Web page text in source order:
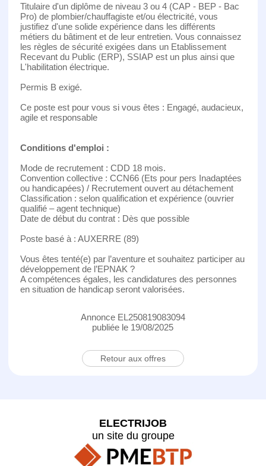
Titulaire d'un diplôme de niveau 3 ou 4 (CAP - BEP - Bac
Pro) de plombier/chauffagiste et/ou électricité, vous
justifiez d'une solide expérience dans les différents
métiers du bâtiment et de leur entretien. Vous connaissez
les règles de sécurité exigées dans un Etablissement
Recevant du Public (ERP), SSIAP est un plus ainsi que
L'habilitation électrique.
Permis B exigé.
Ce poste est pour vous si vous êtes : Engagé, audacieux,
agile et responsable
Conditions d'emploi :
Mode de recrutement : CDD 18 mois.
Convention collective : CCN66 (Ets pour pers Inadaptées
ou handicapées) / Recrutement ouvert au détachement
Classification : selon qualification et expérience (ouvrier
qualifié – agent technique)
Date de début du contrat : Dès que possible
Poste basé à : AUXERRE (89)
Vous êtes tenté(e) par l’aventure et souhaitez participer au
développement de l’EPNAK ?
A compétences égales, les candidatures des personnes
en situation de handicap seront valorisées.
Annonce EL250819083094
publiée le 19/08/2025
Retour aux offres
ELECTRIJOB
un site du groupe